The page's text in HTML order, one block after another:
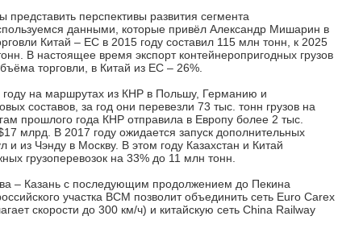
представить перспективы развития сегмента
данными, которые привёл Александр Мишарин в
Китай – ЕС в 2015 году составил 115 млн тонн, к 2025
В настоящее время экспорт контейнеропригодных грузов
торговли, в Китай из ЕС – 26%.
году на маршрутах из КНР в Польшу, Германию и
составов, за год они перевезли 73 тыс. тонн грузов на
прошлого года КНР отправила в Европу более 2 тыс.
млрд. В 2017 году ожидается запуск дополнительных
из Чэнду в Москву. В этом году Казахстан и Китай
грузоперевозок на 33% до 11 млн тонн.
– Казань с последующим продолжением до Пекина
участка ВСМ позволит объединить сеть Euro Carex
скорости до 300 км/ч) и китайскую сеть China Railway